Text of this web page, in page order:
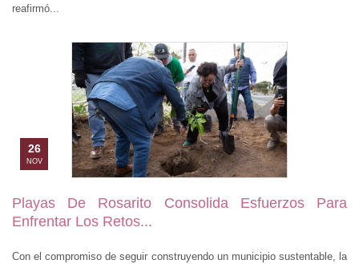
reafirmó...
26
NOV
Playas De Rosarito Consolida Esfuerzos Para
Enfrentar Los Retos...
Con el compromiso de seguir construyendo un municipio sustentable, la